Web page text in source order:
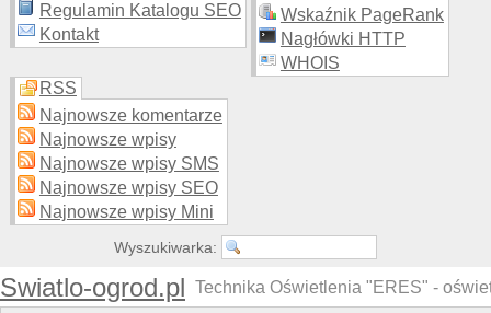
Regulamin Katalogu SEO
Kontakt
Wskaźnik PageRank
Nagłówki HTTP
WHOIS
RSS
Najnowsze komentarze
Najnowsze wpisy
Najnowsze wpisy SMS
Najnowsze wpisy SEO
Najnowsze wpisy Mini
Wyszukiwarka:
Swiatlo-ogrod.pl Technika Oświetlenia "ERES" -